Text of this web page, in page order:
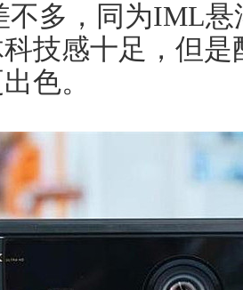
不多，同为IML
技感十足，但
色。